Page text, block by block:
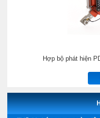
Hợp bộ phát hiện